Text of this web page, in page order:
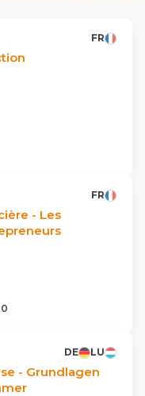
FR
FR
- Les
DE LU
- Grundlagen